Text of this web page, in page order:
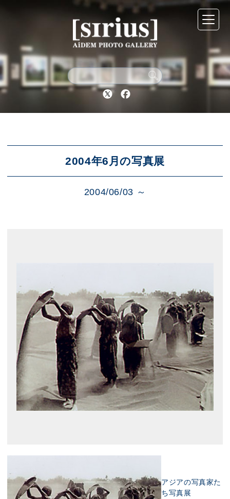
Twitter Facebook
2004年6月の写真展
2004/06/03 ～
アジアの写真家た
ち写真展
シリウスについて
展示スケジュール